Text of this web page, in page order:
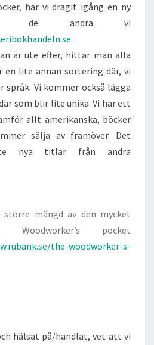
har vi dragit igång en ny
till de andra vi
är ute efter, hittar man alla
en lite annan sortering där, vi
språk. Vi kommer också lägga
som blir lite unika. Vi har ett
allt amerikanska, böcker
sälja av framöver. Det
nya titlar från andra
mängd av den mycket
Woodworker’s pocket
the-woodworker-s-
hälsat på/handlat, vet att vi